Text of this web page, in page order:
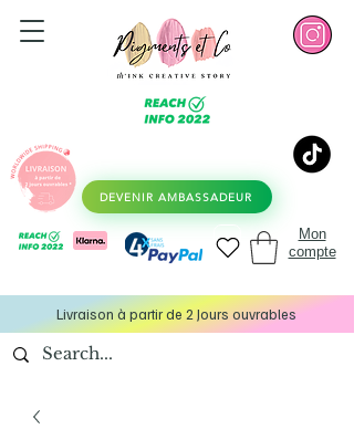
DEVENIR AMBASSADEUR
Mon
compte
Livraison à partir de 2 Jours ouvrables